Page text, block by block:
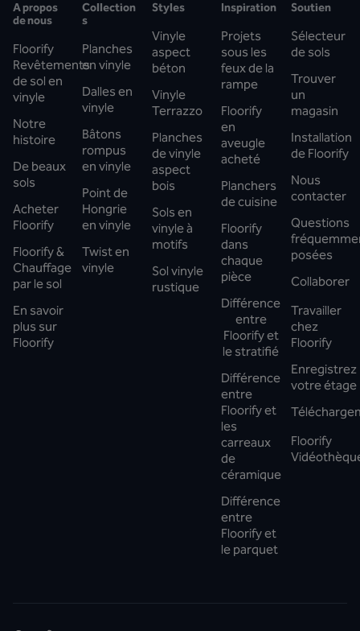
A propos
de nous
Floorify
Revêtements
de sol en
vinyle
Notre
histoire
De beaux
sols
Acheter
Floorify
Floorify &
Chauffage
par le sol
En savoir
plus sur
Floorify
Collection
s
Planches
en vinyle
Dalles en
vinyle
Bâtons
rompus
en vinyle
Point de
Hongrie
en vinyle
Twist en
vinyle
Styles
Vinyle
aspect
béton
Vinyle
Terrazzo
Planches
de vinyle
aspect
bois
Sols en
vinyle à
motifs
Sol vinyle
rustique
Inspiration
Projets
sous les
feux de la
rampe
Floorify
en
aveugle
acheté
Planchers
de cuisine
Floorify
dans
chaque
pièce
Différence
entre
Floorify et
le stratifié
Différence
entre
Floorify et
les
carreaux
de
céramique
Différence
entre
Floorify et
le parquet
Soutien
Sélecteur
de sols
Trouver
un
magasin
Installation
de Floorify
Nous
contacter
Questions
posées
Collaborer
Travailler
chez
Floorify
Enregistrez
votre étage
Floorify